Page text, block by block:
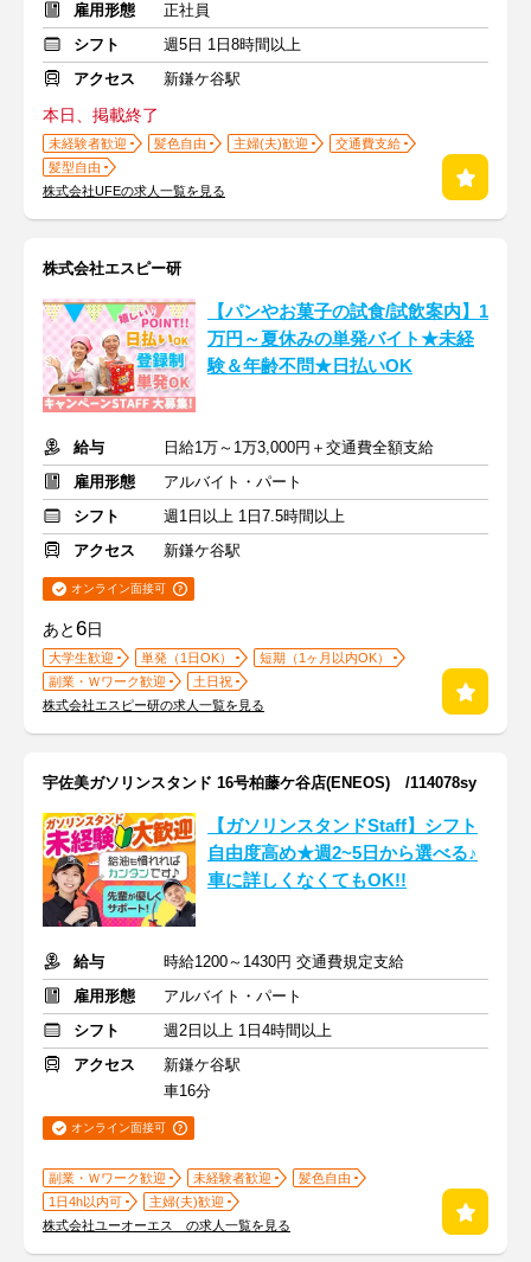
雇用形態
正社員
シフト
週5日 1日8時間以上
アクセス
新鎌ケ谷駅
本日、掲載終了
未経験者歓迎 髪色自由 主婦(夫)歓迎
交通費支給
髪型自由
株式会社UFEの求人一覧を見る
株式会社エスピー研
【パンやお菓子の試食/試飲案内】1
万円～夏休みの単発バイト★未経
験＆年齢不問★日払いOK
給与
日給1万～1万3,000円＋交通費全額支給
雇用形態
アルバイト・パート
シフト
週1日以上 1日7.5時間以上
アクセス
新鎌ケ谷駅
オンライン面接可
あと6日
大学生歓迎 単発（1日OK）
短期（1ヶ月以内OK）
副業・Ｗワーク歓迎
土日祝
株式会社エスピー研の求人一覧を見る
宇佐美ガソリンスタンド 16号柏藤ケ谷店(ENEOS) /114078sy
【ガソリンスタンドStaff】シフト
自由度高め★週2~5日から選べる♪
車に詳しくなくてもOK!!
給与
時給1200～1430円 交通費規定支給
雇用形態
アルバイト・パート
シフト
週2日以上 1日4時間以上
アクセス
新鎌ケ谷駅
車16分
オンライン面接可
副業・Ｗワーク歓迎 未経験者歓迎
髪色自由
1日4h以内可
主婦(夫)歓迎
株式会社ユーオーエス の求人一覧を見る